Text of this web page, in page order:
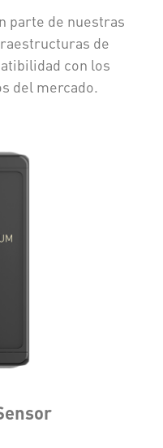
parte de nuestras
de
con los
del mercado.